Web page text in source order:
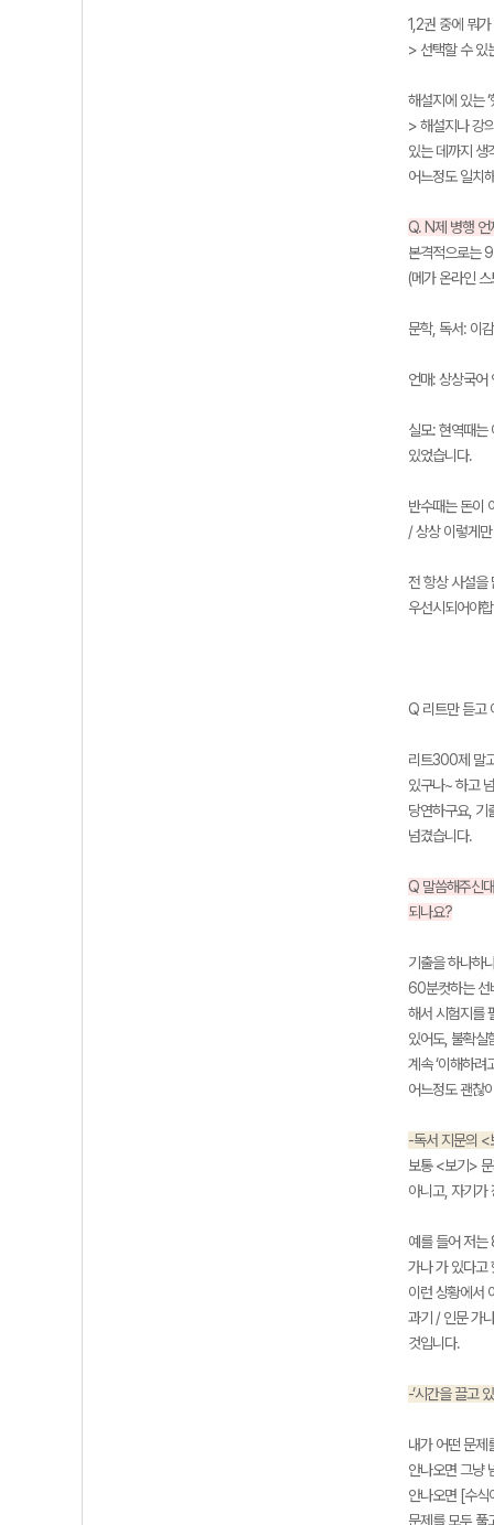
1,2권 중에 뭐
> 선택할 수 있
해설지에 있는
> 해설지나 강
있는 데까지 생
어느정도 일치
Q. N제 병행
본격적으로는
(메가 온라인
문학, 독서: 이
언매: 상상국어
실모: 현역때는
있었습니다.
반수때는 돈이
/ 상상 이렇게
전 항상 사설을
우선시되어야
Q 리트만 듣고
리트300제 말
있구나~ 하고
당연하구요, 기
넘겼습니다.
Q 말씀해주신
되나요?
기출을 하나하
60분컷하는 선
해서 시험지를
있어도, 불확실
계속 ‘이해하
어느정도 괜찮
-독서 지문의 <
보통 <보기>
아니고, 자기가
예를 들어 저
가나 가 있다
이런 상황에서
과기 / 인문 가
것입니다.
-‘시간을 끌고
내가 어떤 문제
안나오면 그냥
안나오면 [수식
문제를 모두 풀